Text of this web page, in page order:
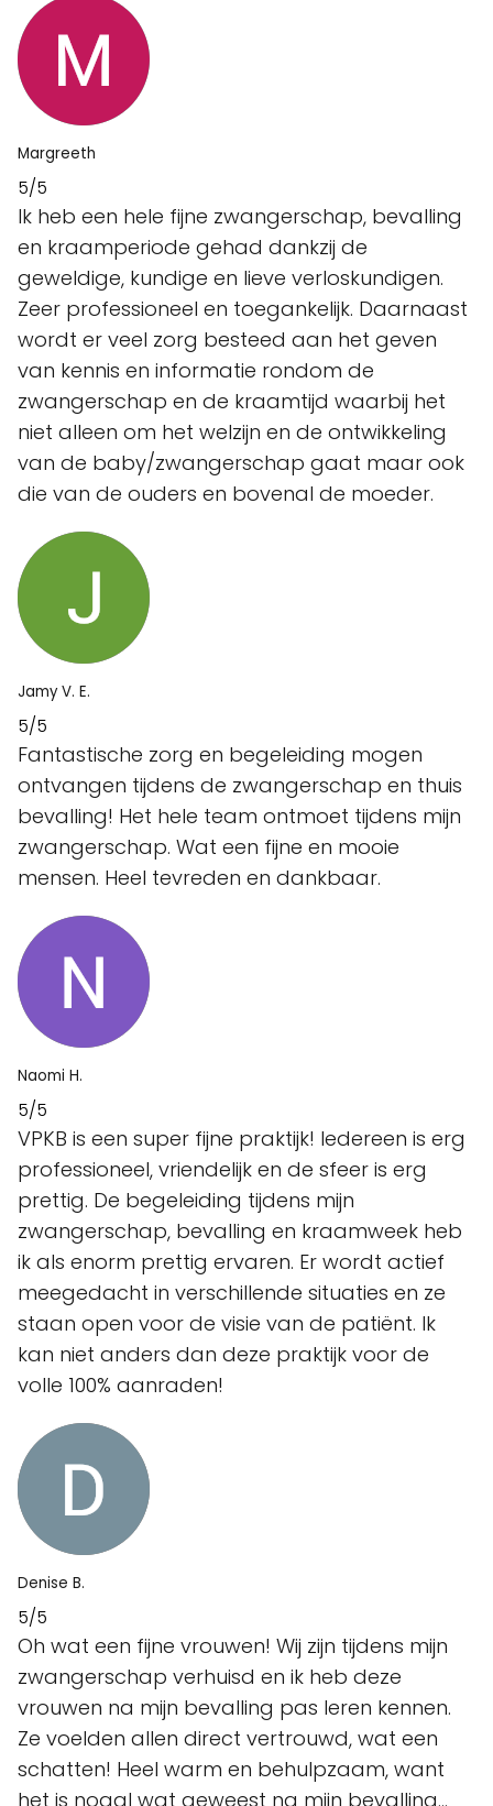
Margreeth
5/5
Ik heb een hele fijne zwangerschap, bevalling
en kraamperiode gehad dankzij de
geweldige, kundige en lieve verloskundigen.
Zeer professioneel en toegankelijk. Daarnaast
wordt er veel zorg besteed aan het geven
van kennis en informatie rondom de
zwangerschap en de kraamtijd waarbij het
niet alleen om het welzijn en de ontwikkeling
van de baby/zwangerschap gaat maar ook
die van de ouders en bovenal de moeder.
Jamy V. E.
5/5
Fantastische zorg en begeleiding mogen
ontvangen tijdens de zwangerschap en thuis
bevalling! Het hele team ontmoet tijdens mijn
zwangerschap. Wat een fijne en mooie
mensen. Heel tevreden en dankbaar.
Naomi H.
5/5
VPKB is een super fijne praktijk! Iedereen is erg
professioneel, vriendelijk en de sfeer is erg
prettig. De begeleiding tijdens mijn
zwangerschap, bevalling en kraamweek heb
ik als enorm prettig ervaren. Er wordt actief
meegedacht in verschillende situaties en ze
staan open voor de visie van de patiënt. Ik
kan niet anders dan deze praktijk voor de
volle 100% aanraden!
Denise B.
5/5
Oh wat een fijne vrouwen! Wij zijn tijdens mijn
zwangerschap verhuisd en ik heb deze
vrouwen na mijn bevalling pas leren kennen.
Ze voelden allen direct vertrouwd, wat een
schatten! Heel warm en behulpzaam, want
het is nogal wat geweest na mijn bevalling...